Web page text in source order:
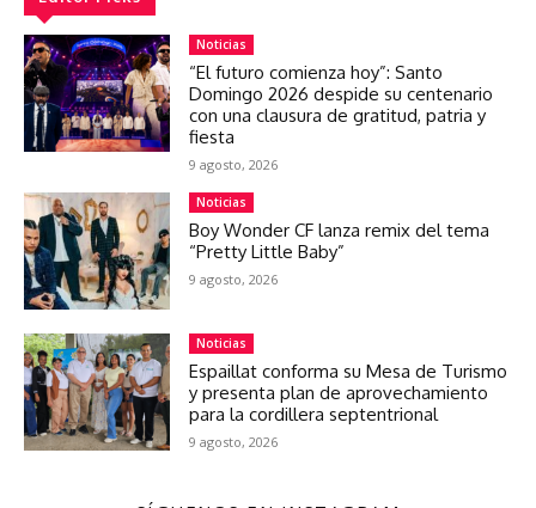
Noticias
“El futuro comienza hoy”: Santo
Domingo 2026 despide su centenario
con una clausura de gratitud, patria y
fiesta
9 agosto, 2026
Noticias
Boy Wonder CF lanza remix del tema
“Pretty Little Baby”
9 agosto, 2026
Noticias
Espaillat conforma su Mesa de Turismo
y presenta plan de aprovechamiento
para la cordillera septentrional
9 agosto, 2026